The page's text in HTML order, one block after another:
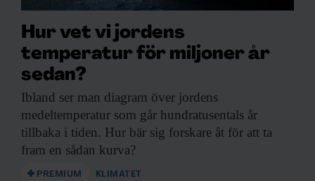
Hur vet vi jordens
temperatur för miljoner år
sedan?
Ibland ser man diagram över jordens
medeltemperatur som går hundratusentals år
tillbaka i tiden. Hur bär sig forskare åt för att ta
fram en sådan kurva?
PREMIUM KLIMATET